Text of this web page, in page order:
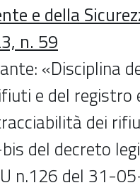
e della
n. 59
«Disciplina
e del registro
dei
del decreto
n.126 del 31-